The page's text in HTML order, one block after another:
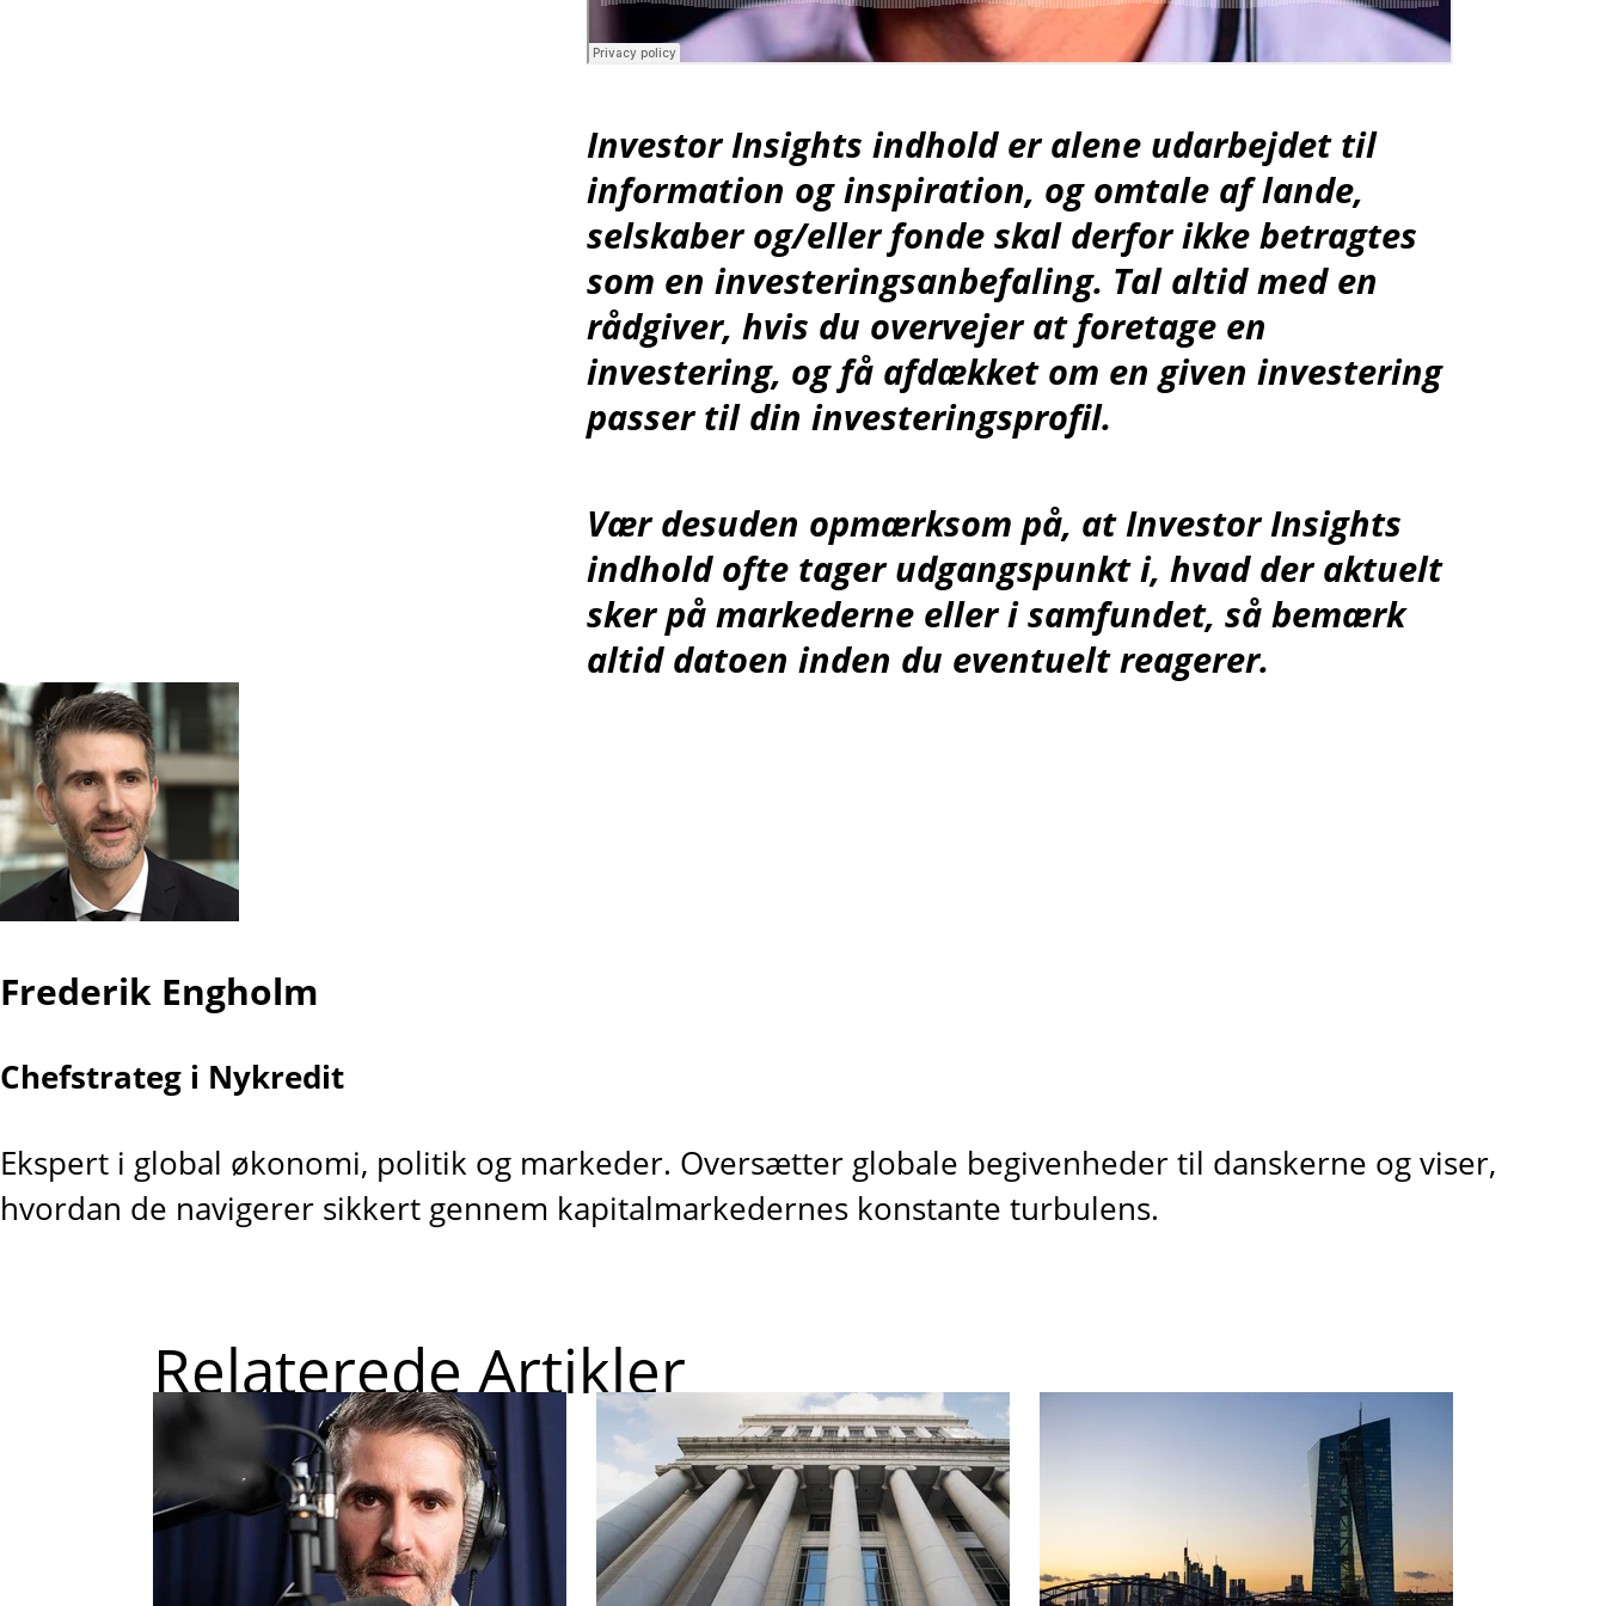
;
Investor Insights indhold er alene udarbejdet til
information og inspiration, og omtale af lande,
selskaber og/eller fonde skal derfor ikke betragtes
som en investeringsanbefaling. Tal altid med en
rådgiver, hvis du overvejer at foretage en
investering, og få afdækket om en given investering
passer til din investeringsprofil.
Vær desuden opmærksom på, at Investor Insights
indhold ofte tager udgangspunkt i, hvad der aktuelt
sker på markederne eller i samfundet, så bemærk
altid datoen inden du eventuelt reagerer.
Frederik Engholm
Chefstrateg i Nykredit
Ekspert i global økonomi, politik og markeder. Oversætter globale begivenheder til danskerne og viser,
hvordan de navigerer sikkert gennem kapitalmarkedernes konstante turbulens.
Relaterede Artikler